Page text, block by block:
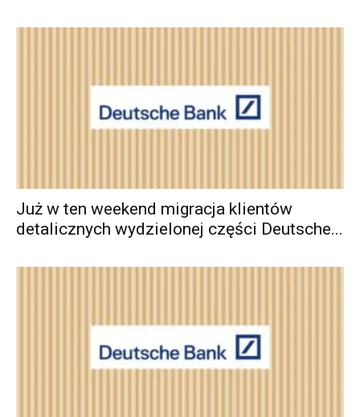
Już w ten weekend migracja klientów
detalicznych wydzielonej części Deutsche...